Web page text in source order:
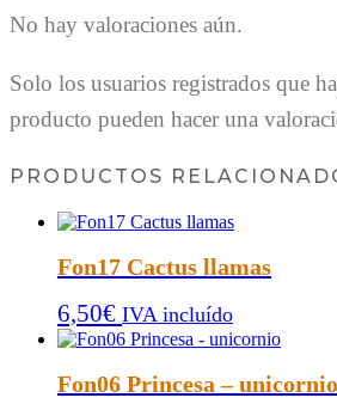
No hay valoraciones aún.
Solo los usuarios registrados que
producto pueden hacer una
PRODUCTOS
Fon17 Cactus llamas
6,50€ IVA incluído
Fon06 Princesa – unicornio